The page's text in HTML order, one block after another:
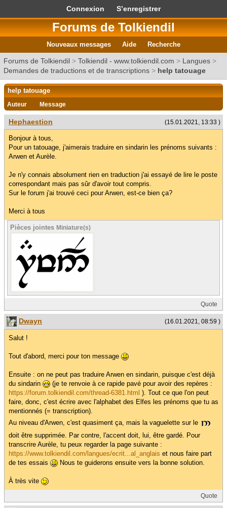
Connexion S’enregistrer
Forums de Tolkiendil
Nouveaux messages Aide Recherche
Forums de Tolkiendil > Tolkiendil - www.tolkiendil.com > Langues >
Demandes de traductions et de transcriptions > help tatouage
help tatouage
Auteur Message
(15.01.2021, 13:33 )
Hephaestion
Bonjour à tous,
Pour un tatouage, j'aimerais traduire en sindarin les prénoms suivants :
Arwen et Aurèle.
Je n'y connais absolument rien en traduction j'ai essayé de lire le poste
correspondant mais pas sûr d'avoir tout compris.
Sur le forum j'ai trouvé ceci pour Arwen, est-ce bien ça?
Merci à tous
Pièces jointes Miniature(s)
Quote
(16.01.2021, 08:59 )
Dwayn
Salut !
Tout d'abord, merci pour ton message
Ensuite : on ne peut pas traduire Arwen en sindarin, puisque c'est déjà
du sindarin
(je te renvoie à ce rapide pavé pour avoir des repères :
https://forum.tolkiendil.com/thread-6381.html ). Tout ce que l'on peut
faire, donc, c'est écrire avec l'alphabet des Elfes les prénoms que tu as
mentionnés (= transcription).
Au niveau d'Arwen, c'est quasiment ça, mais la vaguelette sur le
doit être supprimée. Par contre, l'accent doit, lui, être gardé. Pour
transcrire Aurèle, tu peux regarder la page suivante :
https://www.tolkiendil.com/langues/ecrit...al_anglais et nous faire part
de tes essais
Nous te guiderons ensuite vers la bonne solution.
À très vite
Quote